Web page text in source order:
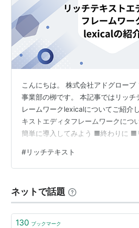
こんにちは。 株式会社アドグローブ
事業部の栁です。 本記事ではリッチ
レームワークlexicalについてご紹介
キストエディタフレームワークに
簡単に導入してみよう ■終わりに ■
ったことがある方なら見慣れてると
力する場所には、太字にしたり、下
があります。 こうしたリッチテキス
た際、完全に1から自作するのは中
の…
#リッチテキスト
ネットで話題
130 ブックマーク